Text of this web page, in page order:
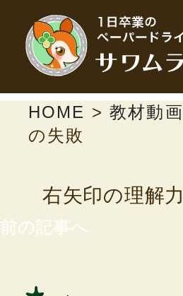
HOME >教材動画
の失敗
右矢印の理解